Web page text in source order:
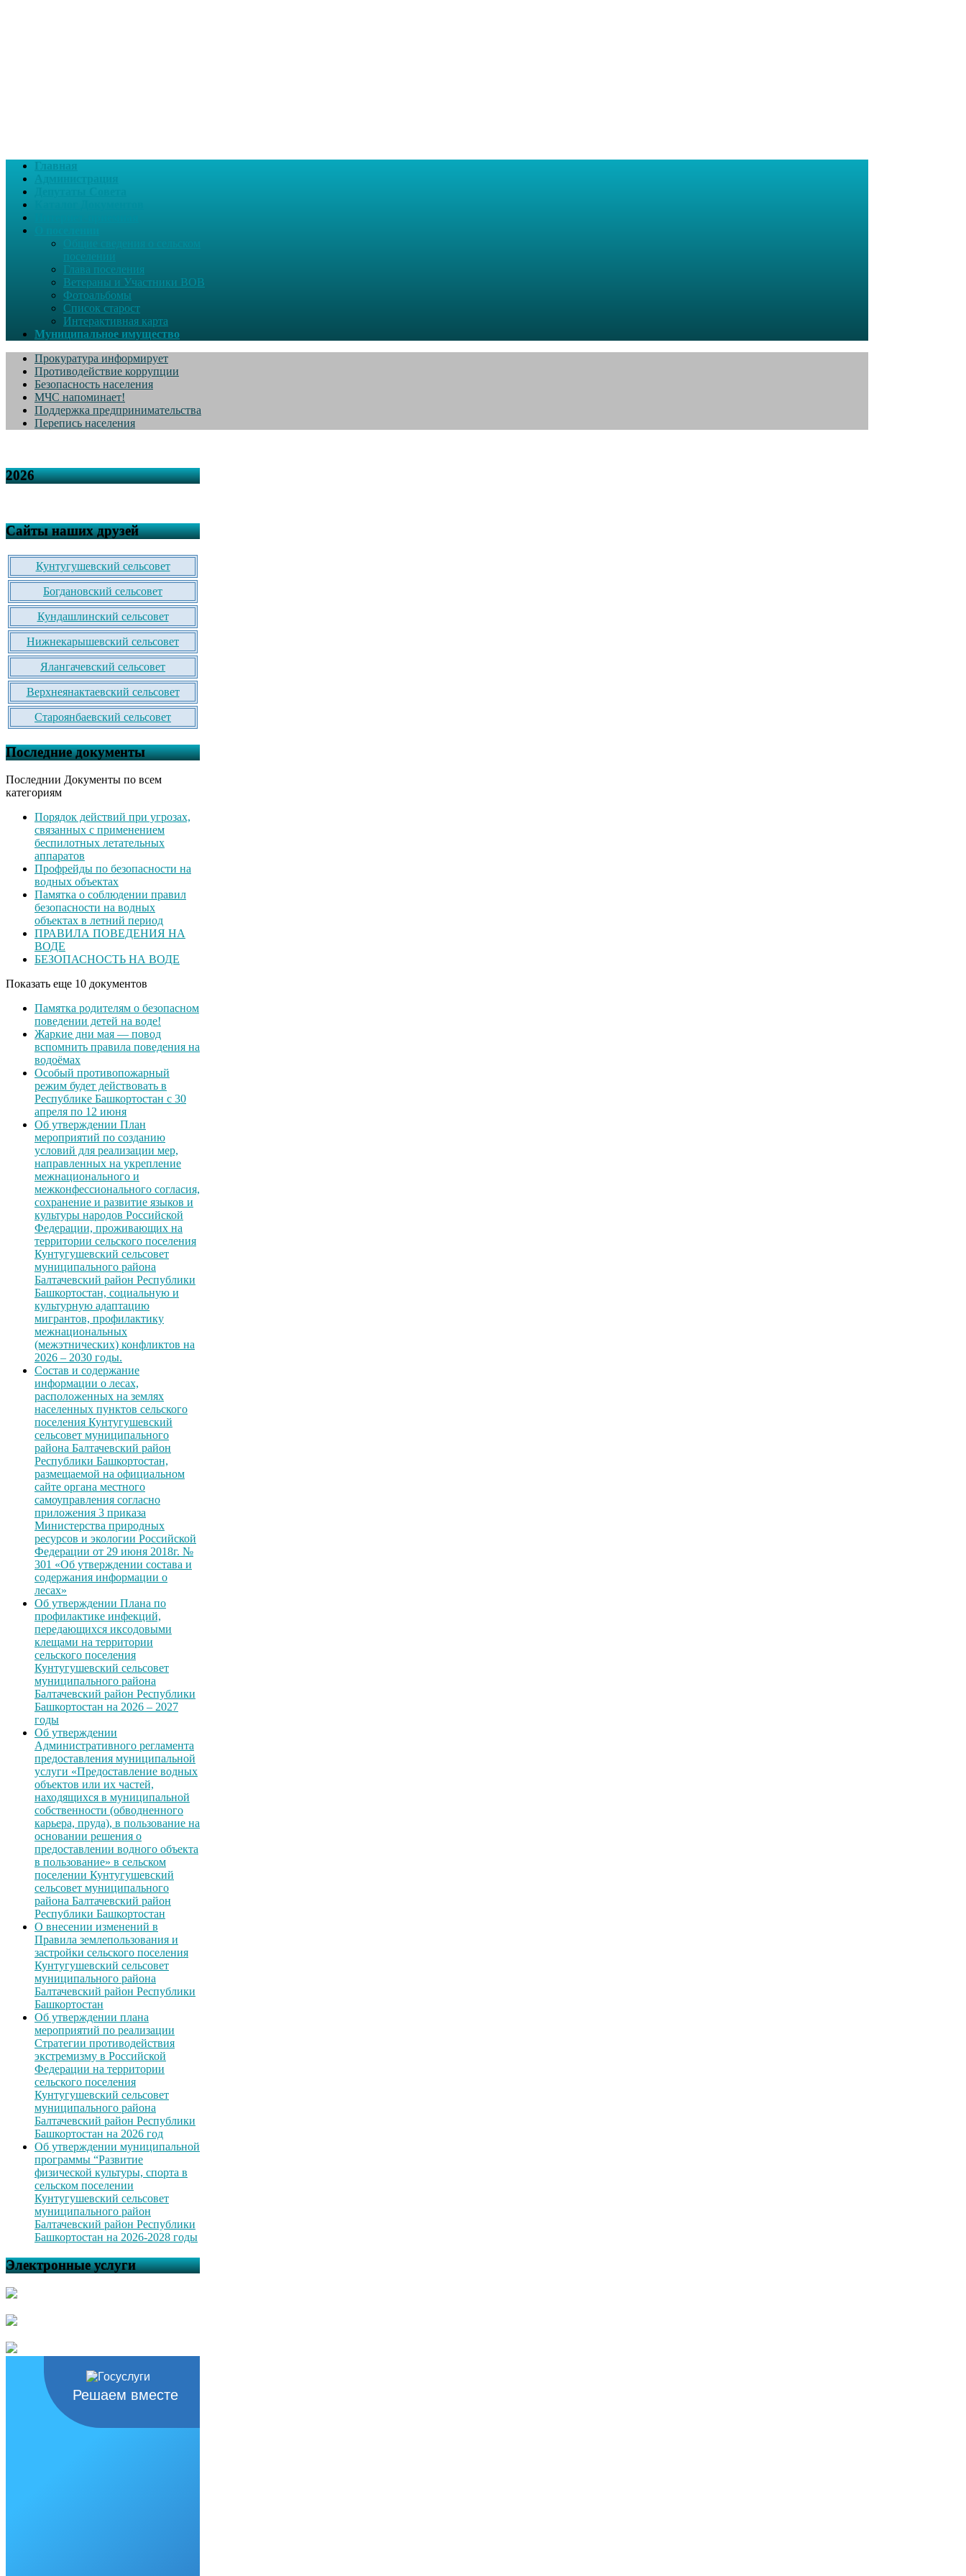
Главная
поселении
Глава поселения
Ветераны и Участники ВОВ
Фотоальбомы
Список старост
Интерактивная карта
Муниципальное имущество
Прокуратура информирует
Противодействие коррупции
Безопасность населения
МЧС напоминает!
Поддержка предпринимательства
Перепись населения
2026
Сайты наших друзей
Кунтугушевский сельсовет
Богдановский сельсовет
Кундашлинский сельсовет
Нижнекарышевский сельсовет
Ялангачевский сельсовет
Верхнеянактаевский сельсовет
Староянбаевский сельсовет
Последние документы
Последнии Документы по всем
категориям
Порядок действий при угрозах,
связанных с применением
беспилотных летательных
аппаратов
Профрейды по безопасности на
водных объектах
Памятка о соблюдении правил
безопасности на водных
объектах в летний период
ПРАВИЛА ПОВЕДЕНИЯ НА
ВОДЕ
БЕЗОПАСНОСТЬ НА ВОДЕ
Показать еще 10 документов
Памятка родителям о безопасном
поведении детей на воде!
Жаркие дни мая — повод
вспомнить правила поведения на
водоёмах
Особый противопожарный
режим будет действовать в
Республике Башкортостан с 30
апреля по 12 июня
Об утверждении План
мероприятий по созданию
условий для реализации мер,
направленных на укрепление
межнационального и
межконфессионального согласия,
сохранение и развитие языков и
культуры народов Российской
Федерации, проживающих на
территории сельского поселения
Кунтугушевский сельсовет
муниципального района
Балтачевский район Республики
Башкортостан, социальную и
культурную адаптацию
мигрантов, профилактику
межнациональных
(межэтнических) конфликтов на
2026 – 2030 годы.
Состав и содержание
информации о лесах,
расположенных на землях
населенных пунктов сельского
поселения Кунтугушевский
сельсовет муниципального
района Балтачевский район
Республики Башкортостан,
размещаемой на официальном
сайте органа местного
самоуправления согласно
приложения 3 приказа
Министерства природных
ресурсов и экологии Российской
Федерации от 29 июня 2018г. №
301 «Об утверждении состава и
содержания информации о
лесах»
Об утверждении Плана по
профилактике инфекций,
передающихся иксодовыми
клещами на территории
сельского поселения
Кунтугушевский сельсовет
муниципального района
Балтачевский район Республики
Башкортостан на 2026 – 2027
годы
Об утверждении
Административного регламента
предоставления муниципальной
услуги «Предоставление водных
объектов или их частей,
находящихся в муниципальной
собственности (обводненного
карьера, пруда), в пользование на
основании решения о
предоставлении водного объекта
в пользование» в сельском
поселении Кунтугушевский
сельсовет муниципального
района Балтачевский район
Республики Башкортостан
О внесении изменений в
Правила землепользования и
застройки сельского поселения
Кунтугушевский сельсовет
муниципального района
Балтачевский район Республики
Башкортостан
Об утверждении плана
мероприятий по реализации
Стратегии противодействия
экстремизму в Российской
Федерации на территории
сельского поселения
Кунтугушевский сельсовет
муниципального района
Балтачевский район Республики
Башкортостан на 2026 год
Об утверждении муниципальной
программы “Развитие
физической культуры, спорта в
сельском поселении
Кунтугушевский сельсовет
муниципального район
Балтачевский район Республики
Башкортостан на 2026-2028 годы
Электронные услуги
Решаем вместе